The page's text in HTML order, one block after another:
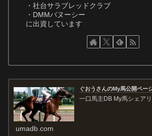
・社台サラブレッドクラブ
・DMMバヌーシー
に出資しています
ぐおうさんのMy馬公開ペー
一口馬主DB My馬シェア
umadb.com